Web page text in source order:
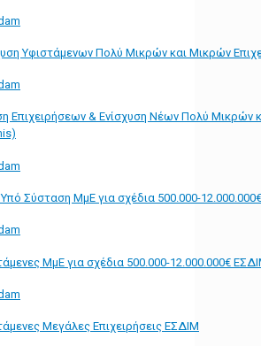
Υφιστάμενων Πολύ Μικρών και Μικρών
Επιχειρήσεων & Ενίσχυση Νέων Πολύ Μικρών
Σύσταση ΜμΕ για σχέδια 500.000-
ΜμΕ για σχέδια 500.000-12.000.000€
Μεγάλες Επιχειρήσεις ΕΣΔΙΜ